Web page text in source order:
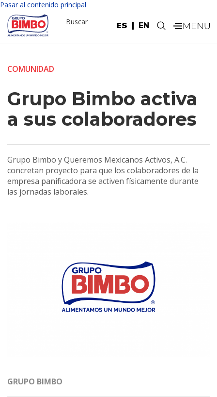
Pasar al contenido principal
ES EN
Buscar .
COMUNIDAD
Grupo Bimbo activa
a sus colaboradores
Grupo Bimbo y Queremos Mexicanos Activos, A.C.
concretan proyecto para que los colaboradores de la
empresa panificadora se activen físicamente durante
las jornadas laborales.
GRUPO BIMBO